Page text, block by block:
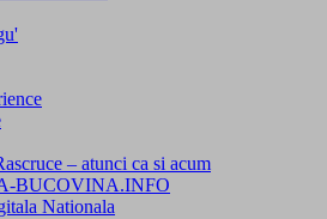
– atunci ca si acum
BUCOVINA.INFO
Nationala